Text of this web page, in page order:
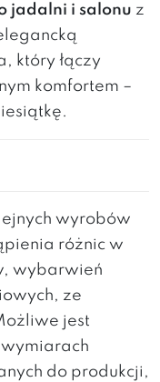
jadalni i salonu z
który łączy
komfortem –
wyrobów
różnic w
wybarwień
ze
jest
do produkcji,